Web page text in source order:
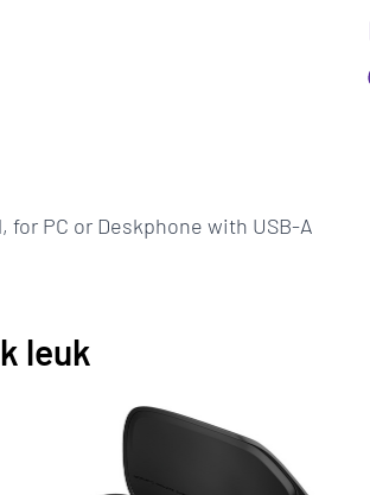
for PC or Deskphone with USB-A
leuk